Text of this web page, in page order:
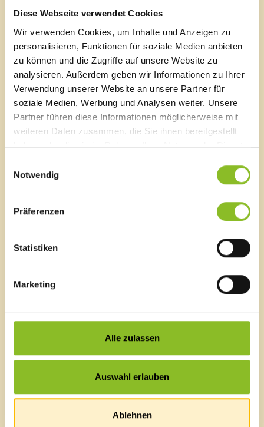
Diese Webseite verwendet Cookies
Wir verwenden Cookies, um Inhalte und Anzeigen zu
personalisieren, Funktionen für soziale Medien anbieten
zu können und die Zugriffe auf unsere Website zu
analysieren. Außerdem geben wir Informationen zu Ihrer
Verwendung unserer Website an unsere Partner für
soziale Medien, Werbung und Analysen weiter. Unsere
Partner führen diese Informationen möglicherweise mit
weiteren Daten zusammen, die Sie ihnen bereitgestellt
haben oder die sie im Rahmen Ihrer Nutzung der Dienste
Notwendig
Präferenzen
Statistiken
Marketing
Alle zulassen
Auswahl erlauben
Ablehnen
das Wasser den Vorgaben. Aus Sicht der
Wasserqualität ist Baden somit uneingeschränkt
möglich.
Das Naturbad Untere Au profitiert zudem von seinen
natürlichen Voraussetzungen. Der Badesee wird aus
dem Grundwasserstrom des Walgaus gespeist und
weist keine oberirdischen Zu- oder Abflüsse auf.
„Regelmäßige Kontrollen und die naturnahe
Wasserführung sichern dauerhaft eine hohe
Wasserqualität für unsere Badegäste“, erklärt
Sägenplatz 1
E-Mail an das Gemeindeamt
Schnellzugriff
Veröffentlichungsportal